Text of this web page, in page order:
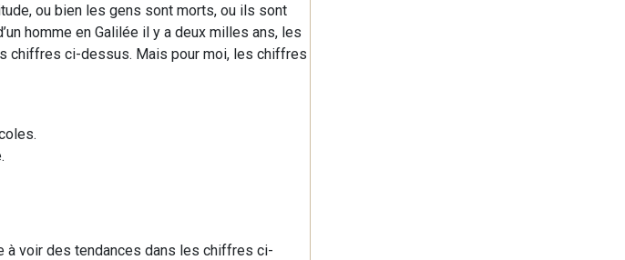
ou bien les gens sont morts, ou ils sont
homme en Galilée il y a deux milles ans, les
chiffres ci-dessus. Mais pour moi, les chiffres
à voir des tendances dans les chiffres ci-